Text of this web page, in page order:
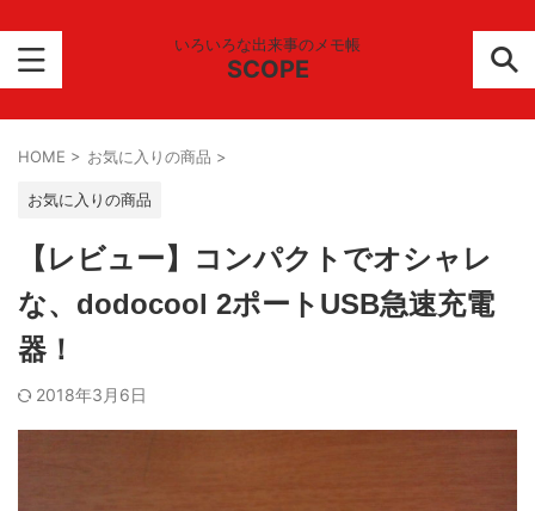
いろいろな出来事のメモ帳
SCOPE
HOME > お気に入りの商品 >
お気に入りの商品
【レビュー】コンパクトでオシャレ
な、dodocool 2ポートUSB急速充電
器！
2018年3月6日